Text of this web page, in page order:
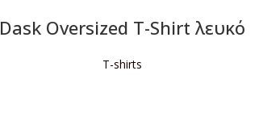
Dask Oversized T-Shirt λευκό
T-shirts